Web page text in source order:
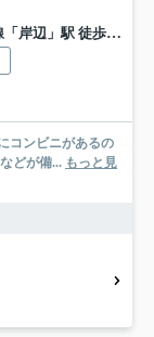
岸辺」駅 徒歩9分
コンビニがあるの
どが備... もっと見